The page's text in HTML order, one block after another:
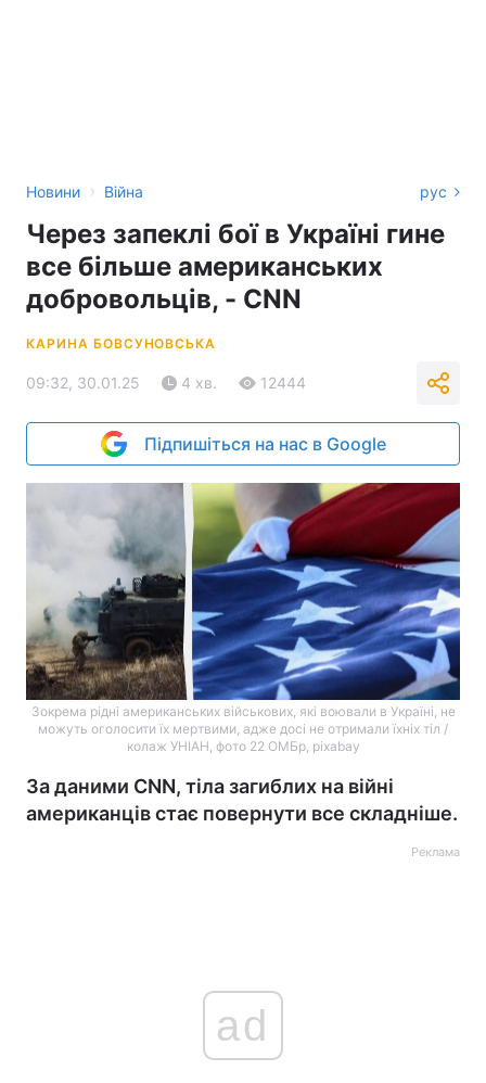
Новини › Війна рус
Через запеклі бої в Україні гине
все більше американських
добровольців, - CNN
КАРИНА БОВСУНОВСЬКА
09:32, 30.01.25 4 хв. 12444
Підпишіться на нас в Google
Зокрема рідні американських військових, які воювали в Україні, не
можуть оголосити їх мертвими, адже досі не отримали їхніх тіл /
колаж УНІАН, фото 22 ОМБр, pixabay
За даними CNN, тіла загиблих на війні
американців стає повернути все складніше.
Реклама
ad